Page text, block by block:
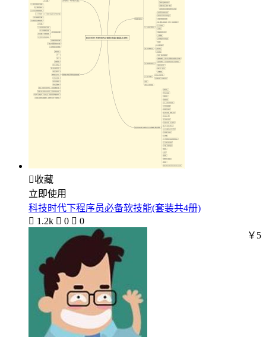
收藏
立即使用
科技时代下程序员必备软技能(套装共4册)
 1.2k  0  0
￥5